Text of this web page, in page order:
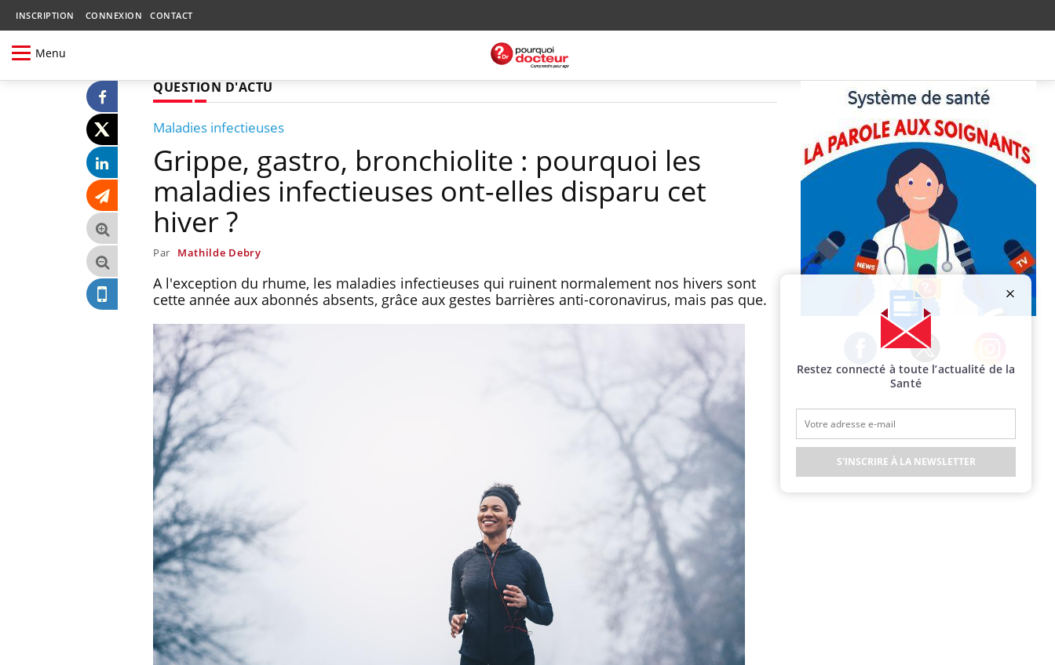
INSCRIPTION CONNEXION CONTACT
Menu
QUESTION D'ACTU
Maladies infectieuses
Grippe, gastro, bronchiolite : pourquoi les
maladies infectieuses ont-elles disparu cet
hiver ?
Par Mathilde Debry
A l'exception du rhume, les maladies infectieuses qui ruinent normalement nos hivers sont
cette année aux abonnés absents, grâce aux gestes barrières anti-coronavirus, mais pas que.
Facebook Twitter Instagram
Restez connecté à toute l’actualité de la
Santé
S'INSCRIRE À LA NEWSLETTER